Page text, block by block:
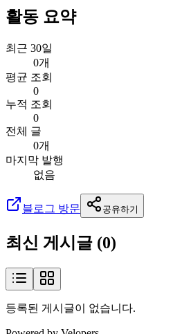
활동 요약
최근 30일
0개
평균 조회
0
누적 조회
0
전체 글
0개
마지막 발행
없음
블로그 방문 공유하기
최신 게시글 (0)
등록된 게시글이 없습니다.